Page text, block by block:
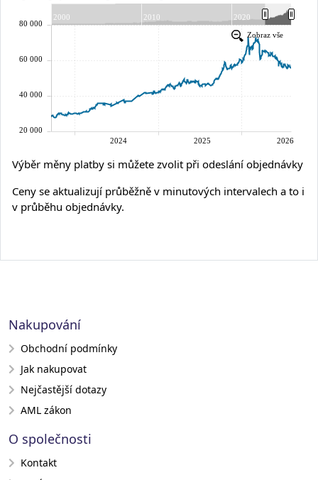
Výběr měny platby si můžete zvolit při odeslání objednávky
Ceny se aktualizují průběžně v minutových intervalech a to i
v průběhu objednávky.
Nakupování
Obchodní podmínky
Jak nakupovat
Nejčastější dotazy
AML zákon
O společnosti
Kontakt